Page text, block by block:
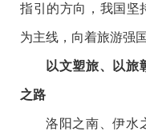
指引的方向，我国坚
为主线，向着旅游强
以文塑旅、以旅
之路
洛阳之南、伊水